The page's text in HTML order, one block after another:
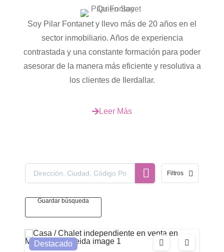
Soy Pilar Fontanet y llevo más de 20 años en el
sector inmobiliario. Años de experiencia
contrastada y una constante formación para poder
asesorar de la manera más eficiente y resolutiva a
los clientes de Ilerdallar.
Leer Más
Filtros
Guardar búsqueda
Destacado